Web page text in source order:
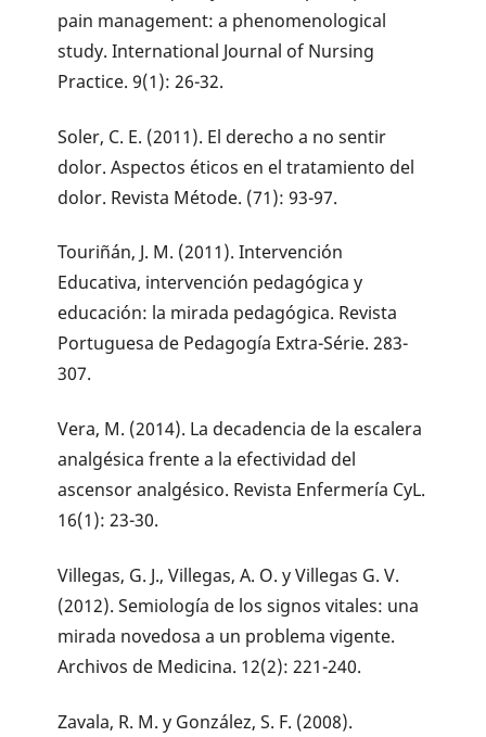
pain management: a phenomenological
study. International Journal of Nursing
Practice. 9(1): 26-32.
Soler, C. E. (2011). El derecho a no sentir
dolor. Aspectos éticos en el tratamiento del
dolor. Revista Métode. (71): 93-97.
Touriñán, J. M. (2011). Intervención
Educativa, intervención pedagógica y
educación: la mirada pedagógica. Revista
Portuguesa de Pedagogía Extra-Série. 283-
307.
Vera, M. (2014). La decadencia de la escalera
analgésica frente a la efectividad del
ascensor analgésico. Revista Enfermería CyL.
16(1): 23-30.
Villegas, G. J., Villegas, A. O. y Villegas G. V.
(2012). Semiología de los signos vitales: una
mirada novedosa a un problema vigente.
Archivos de Medicina. 12(2): 221-240.
Zavala, R. M. y González, S. F. (2008).